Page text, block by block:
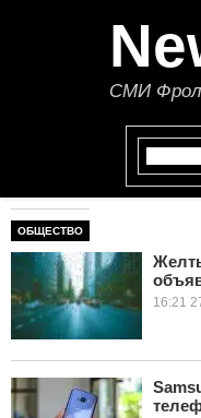
СМИ
ОБЩЕСТВО
16:21